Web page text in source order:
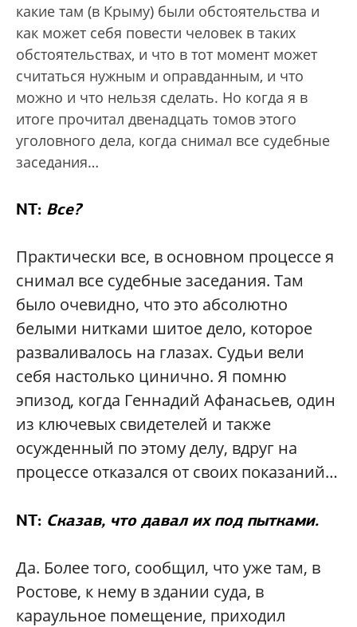
какие там (в Крыму) были обстоятельства и
как может себя повести человек в таких
обстоятельствах, и что в тот момент может
считаться нужным и оправданным, и что
можно и что нельзя сделать. Но когда я в
итоге прочитал двенадцать томов этого
уголовного дела, когда снимал все судебные
заседания…
NT: Все?
Практически все, в основном процессе я
снимал все судебные заседания. Там
было очевидно, что это абсолютно
белыми нитками шитое дело, которое
разваливалось на глазах. Судьи вели
себя настолько цинично. Я помню
эпизод, когда Геннадий Афанасьев, один
из ключевых свидетелей и также
осужденный по этому делу, вдруг на
процессе отказался от своих показаний…
NT: Сказав, что давал их под пытками.
Да. Более того, сообщил, что уже там, в
Ростове, к нему в здании суда, в
караульное помещение, приходил